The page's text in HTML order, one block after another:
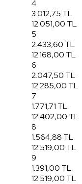
4
3.012,75 TL
12.051,00 TL
5
2.433,60 TL
12.168,00 TL
6
2.047,50 TL
12.285,00 TL
7
1.771,71 TL
12.402,00 TL
8
1.564,88 TL
12.519,00 TL
9
1.391,00 TL
12.519,00 TL